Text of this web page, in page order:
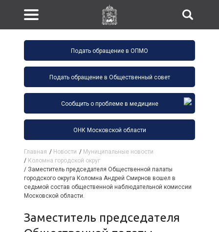
Подать обращение в ОПМО
Подать обращение в Общественный совет
Сообщить о проблеме в медицине
ОНК Московской области
Главная / Новости / Муниципальные новости
/ Коломна городской округ
/ Заместитель председателя Общественной палаты
городского округа Коломна Андрей Смирнов вошел в
седьмой состав общественной наблюдательной комиссии
Московской области.
Заместитель председателя